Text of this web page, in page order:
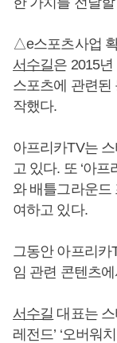
△e스포츠사업
서수길은 2015
스포츠에 관련된
작했다.
아프리카TV는
고 있다. 또 ‘아
와 배틀그라운드
여하고 있다.
그동안 아프리카
임 관련 콘텐츠
서수길 대표는
레전드’ ‘오버워